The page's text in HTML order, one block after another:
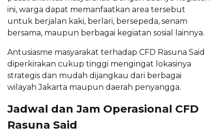
ini, warga dapat memanfaatkan area tersebut
untuk berjalan kaki, berlari, bersepeda, senam
bersama, maupun berbagai kegiatan sosial lainnya.
Antusiasme masyarakat terhadap CFD Rasuna Said
diperkirakan cukup tinggi mengingat lokasinya
strategis dan mudah dijangkau dari berbagai
wilayah Jakarta maupun daerah penyangga.
Jadwal dan Jam Operasional CFD
Rasuna Said